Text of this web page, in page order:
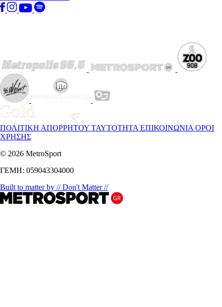
ΠΟΛΙΤΙΚΗ ΑΠΟΡΡΗΤΟΥ ΤΑΥΤΟΤΗΤΑ ΕΠΙΚΟΙΝΩΝΙΑ ΟΡΟΙ
ΧΡΗΣΗΣ
© 2026 MetroSport
ΓΕΜΗ: 059043304000
Built to matter by // Don't Matter //